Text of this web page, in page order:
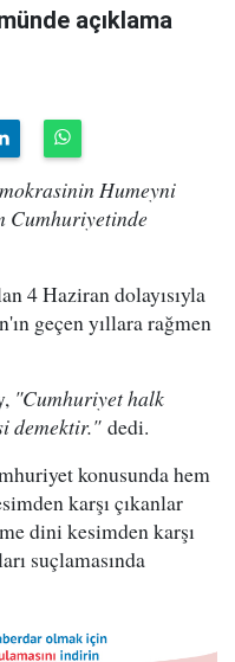
açıklama
Humeyni
Cumhuriyetinde
4 Haziran dolayısıyla
geçen yıllara rağmen
"Cumhuriyet halk
demektir." dedi.
konusunda hem
karşı çıkanlar
dini kesimden karşı
suçlamasında